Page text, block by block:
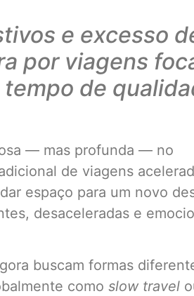
e excesso
por viagens
de
— mas profunda — no
de viagens
espaço para um novo
desaceleradas e
buscam formas
como slow travel